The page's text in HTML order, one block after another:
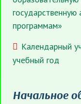
программам»
Календарный
учебный год
Начальное